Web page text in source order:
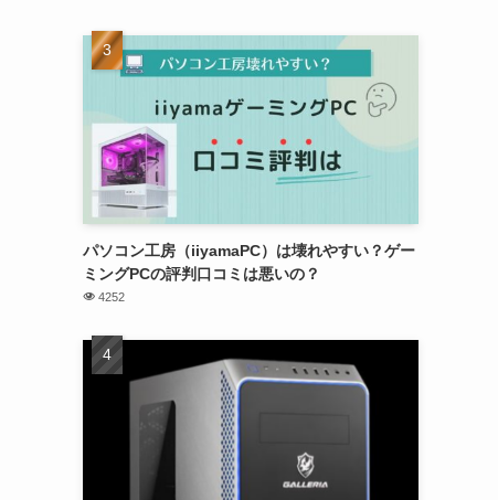
パソコン工房（iiyamaPC）は壊れやすい？ゲー
ミングPCの評判口コミは悪いの？
4252